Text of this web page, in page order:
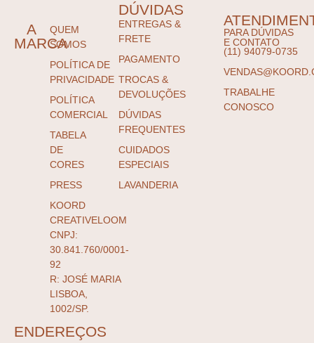
A
MARCA
QUEM
SOMOS
POLÍTICA DE
PRIVACIDADE
POLÍTICA
COMERCIAL
TABELA
DE
CORES
PRESS
KOORD
CREATIVELOOM
CNPJ:
30.841.760/0001-
92
R: JOSÉ MARIA
LISBOA,
1002/SP.
DÚVIDAS
ENTREGAS &
FRETE
PAGAMENTO
TROCAS &
DEVOLUÇÕES
DÚVIDAS
FREQUENTES
CUIDADOS
ESPECIAIS
LAVANDERIA
PARA DÚVIDAS
E CONTATO
(11) 94079-0735
TRABALHE
CONOSCO
ENDEREÇOS